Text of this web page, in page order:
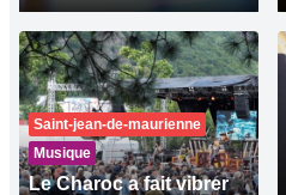
Saint-jean-de-maurienne
Musique
Le Charoc a fait vibrer